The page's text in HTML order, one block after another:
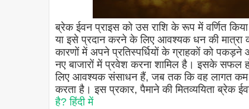
ब्रेक ईवन प्राइस को उस राशि के रूप में वर्णित किया
या इसे प्रदान करने के लिए आवश्यक धन की
कारणों में अपने प्रतिस्पर्धियों के ग्राहकों को
नए बाजारों में प्रवेश करना शामिल है। इसके सफल
लिए आवश्यक संसाधन हैं, जब तक कि वह लागत
करता है। इस प्रकार, पैमाने की मितव्ययिता ब्रेक
है? हिंदी में